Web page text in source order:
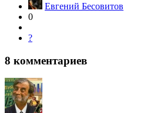
Евгений Бесовитов
0
?
8 комментариев